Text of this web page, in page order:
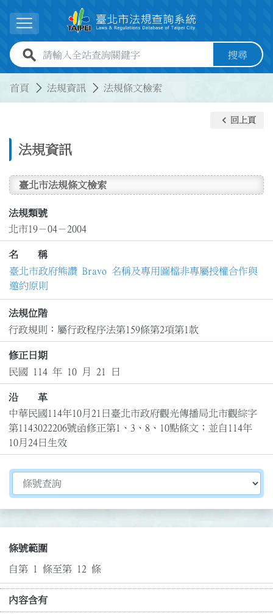
展開選單
全站查詢關鍵字欄位 搜尋
首頁 法規資訊 法規條文檢索
法規資訊
keyboard_arrow_left 回上頁
臺北市法規條文檢索
法規類號
北市19－04－2004
名 稱
臺北市政府熊讚 Bravo 名稱及專用圖檔非專屬授權合作與
邀約原則
法規位階
行政規則：屬行政程序法第159條第2項第1款
修正日期
民國 114 年 10 月 21 日
沿 革
中華民國114年10月21日臺北市政府觀光傳播局北市觀綜字
第1143022206號函修正第1、3、8、10點條文；並自114年
10月24日生效
切換選擇法規資訊內容
條號範圍
自第 1 條至第 12 條
內容含有